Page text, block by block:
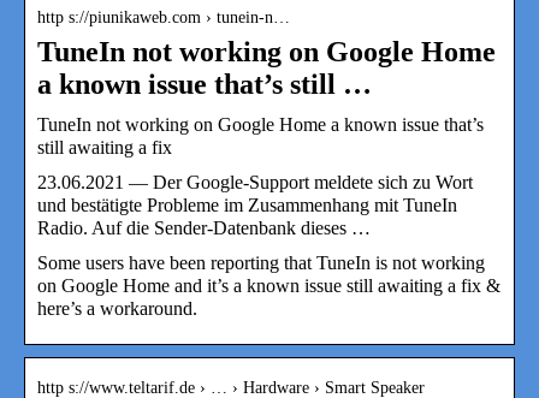
http s://piunikaweb.com › tunein-n…
TuneIn not working on Google Home
a known issue that’s still …
TuneIn not working on Google Home a known issue that’s
still awaiting a fix
23.06.2021 — Der Google-Support meldete sich zu Wort
und bestätigte Probleme im Zusammenhang mit TuneIn
Radio. Auf die Sender-Datenbank dieses …
Some users have been reporting that TuneIn is not working
on Google Home and it’s a known issue still awaiting a fix &
here’s a workaround.
http s://www.teltarif.de › … › Hardware › Smart Speaker